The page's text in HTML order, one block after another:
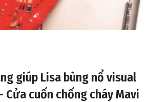
giúp Lisa bùng nổ visual
Cửa cuốn chống cháy Mavi